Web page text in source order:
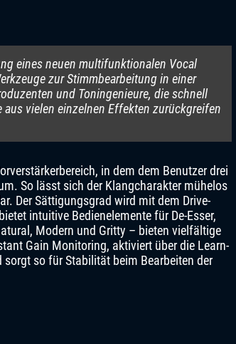
eines neuen multifunktionalen Vocal
zur Stimmbearbeitung in einer
und Toningenieure, die schnell
vielen einzelnen Effekten zurückgreifen
in dem dem Benutzer drei
So lässt sich der Klangcharakter mühelos
Der Sättigungsgrad wird mit dem Drive-
intuitive Bedienelemente für De-Esser,
Modern und Gritty – bieten vielfältige
Gain Monitoring, aktiviert über die Learn-
so für Stabilität beim Bearbeiten der